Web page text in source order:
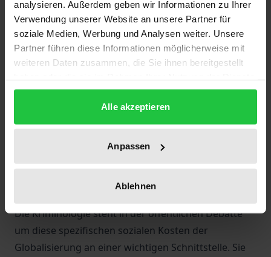
analysieren. Außerdem geben wir Informationen zu Ihrer
Verwendung unserer Website an unsere Partner für
soziale Medien, Werbung und Analysen weiter. Unsere
Partner führen diese Informationen möglicherweise mit
weiteren Daten zusammen, die Sie ihnen bereitgestellt
gesammelt haben.
Alle akzeptieren
Anpassen
Ablehnen
Zusammenhängen von Wirtschaftsform,
sozialstrukturellen Konsequenzen und Kriminalität
gefragt. Zu Beginn des 21. Jahrhunderts stellt sich
diese Frage erneut: Verschärfte Konkurrenz- und
wahrgenommen. Anders jedoch als zu den
Hochzeiten des Wohlfahrtsstaates und dessen
integrativ-regulativen Mechanismen scheinen zu
Beginn des 21. Jahrhunderts
Ausschließungsstrategien als vermeintliche
Die Kriminologie steht in der öffentlichen Debatte
um diese spezifischen sozialen Kosten der
Globalisierung an einer wichtigen Schnittstelle. Sie